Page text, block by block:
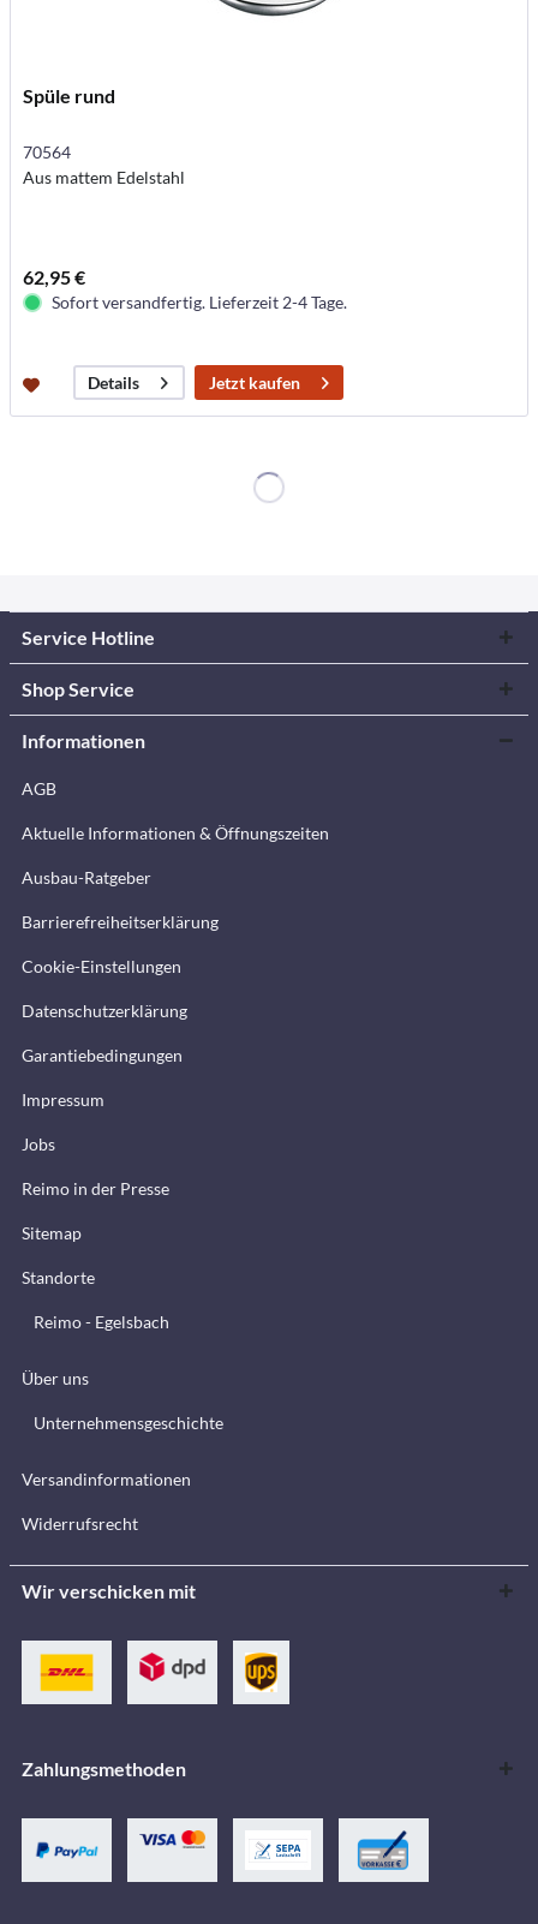
Spüle rund
70564
Aus mattem Edelstahl
62,95 €
Sofort versandfertig. Lieferzeit 2-4 Tage.
Details Jetzt kaufen
Service Hotline
Shop Service
Informationen
AGB
Aktuelle Informationen & Öffnungszeiten
Ausbau-Ratgeber
Barrierefreiheitserklärung
Cookie-Einstellungen
Datenschutzerklärung
Garantiebedingungen
Impressum
Jobs
Reimo in der Presse
Sitemap
Standorte
Reimo - Egelsbach
Über uns
Unternehmensgeschichte
Versandinformationen
Widerrufsrecht
Wir verschicken mit
Zahlungsmethoden